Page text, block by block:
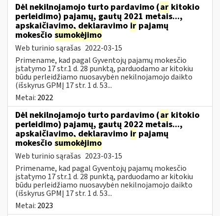
Dėl nekilnojamojo turto pardavimo (ar kitokio
perleidimo) pajamų, gautų 2021 metais...,
apskaičiavimo, deklaravimo ir pajamų
mokesčio sumokėjimo
Web turinio sąrašas 2022-03-15
Primename, kad pagal Gyventojų pajamų mokesčio
įstatymo 17 str.1 d. 28 punktą, parduodamo ar kitokiu
būdu perleidžiamo nuosavybėn nekilnojamojo daikto
(išskyrus GPMĮ 17 str. 1 d. 53...
Metai: 2022
Dėl nekilnojamojo turto pardavimo (ar kitokio
perleidimo) pajamų, gautų 2022 metais...,
apskaičiavimo, deklaravimo ir pajamų
mokesčio sumokėjimo
Web turinio sąrašas 2023-03-15
Primename, kad pagal Gyventojų pajamų mokesčio
įstatymo 17 str.1 d. 28 punktą, parduodamo ar kitokiu
būdu perleidžiamo nuosavybėn nekilnojamojo daikto
(išskyrus GPMĮ 17 str. 1 d. 53...
Metai: 2023